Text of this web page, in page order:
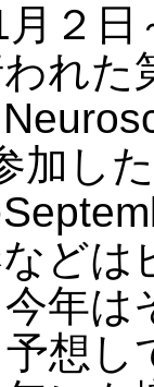
２日
れた
加し
どは
年
想し